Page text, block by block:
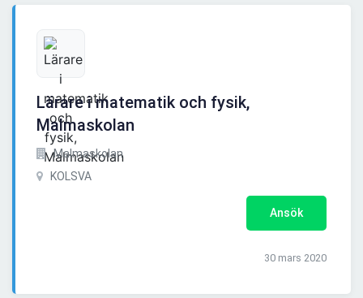
Lärare i matematik och fysik,
Malmaskolan
Malmaskolan
KOLSVA
Ansök
30 mars 2020